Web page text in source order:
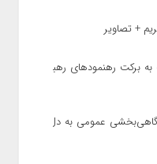
+ تصاویر
برکت رهنمودهای رهبر
عمومی به دل